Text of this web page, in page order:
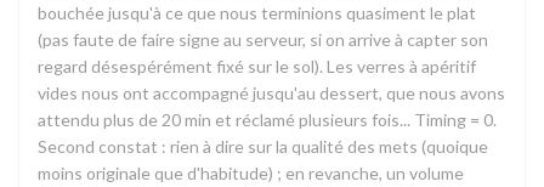
bouchée jusqu'à ce que nous terminions quasiment le plat
(pas faute de faire signe au serveur, si on arrive à capter son
regard désespérément fixé sur le sol). Les verres à apéritif
vides nous ont accompagné jusqu'au dessert, que nous avons
attendu plus de 20 min et réclamé plusieurs fois... Timing = 0.
Second constat : rien à dire sur la qualité des mets (quoique
moins originale que d'habitude) ; en revanche, un volume